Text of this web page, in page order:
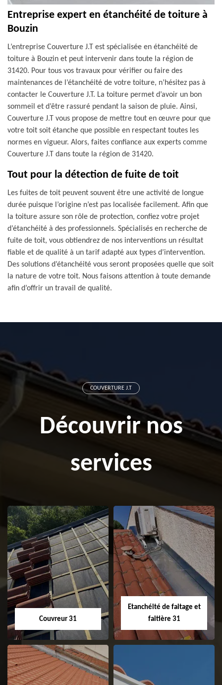
Entreprise expert en étanchéité de toiture à
Bouzin
L’entreprise Couverture J.T est spécialisée en étanchéité de
toiture à Bouzin et peut intervenir dans toute la région de
31420. Pour tous vos travaux pour vérifier ou faire des
maintenances de l’étanchéité de votre toiture, n’hésitez pas à
contacter le Couverture J.T. La toiture permet d’avoir un bon
sommeil et d’être rassuré pendant la saison de pluie. Ainsi,
Couverture J.T vous propose de mettre tout en œuvre pour que
votre toit soit étanche que possible en respectant toutes les
normes en vigueur. Alors, faites confiance aux experts comme
Couverture J.T dans toute la région de 31420.
Tout pour la détection de fuite de toit
Les fuites de toit peuvent souvent être une activité de longue
durée puisque l’origine n’est pas localisée facilement. Afin que
la toiture assure son rôle de protection, confiez votre projet
d’étanchéité à des professionnels. Spécialisés en recherche de
fuite de toit, vous obtiendrez de nos interventions un résultat
fiable et de qualité à un tarif adapté aux types d’intervention.
Des solutions d’étanchéité vous seront proposées quelle que soit
la nature de votre toit. Nous faisons attention à toute demande
afin d’offrir un travail de qualité.
COUVERTURE J.T
Découvrir nos
services
Couvreur 31
Etanchéité de faitage et
faitière 31